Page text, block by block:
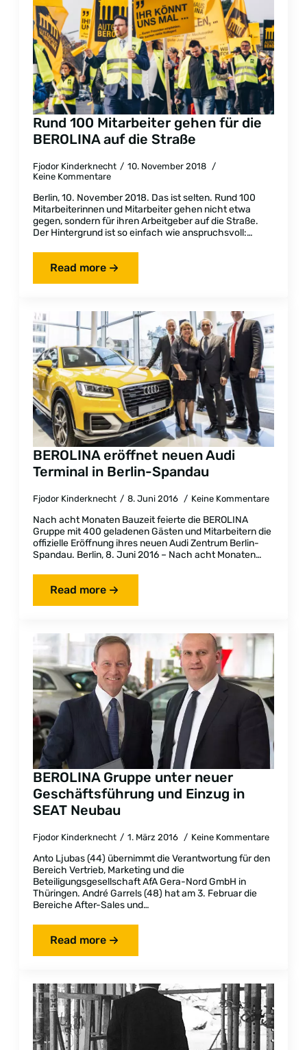
Rund 100 Mitarbeiter gehen für die
BEROLINA auf die Straße
Fjodor Kinderknecht
10. November 2018
Keine Kommentare
Berlin, 10. November 2018. Das ist selten. Rund 100
Mitarbeiterinnen und Mitarbeiter gehen nicht etwa
gegen, sondern für ihren Arbeitgeber auf die Straße.
Der Hintergrund ist so einfach wie anspruchsvoll:…
Read more
BEROLINA eröffnet neuen Audi
Terminal in Berlin-Spandau
Fjodor Kinderknecht 8. Juni 2016 Keine Kommentare
Nach acht Monaten Bauzeit feierte die BEROLINA
Gruppe mit 400 geladenen Gästen und Mitarbeitern die
offizielle Eröffnung ihres neuen Audi Zentrum Berlin-
Spandau. Berlin, 8. Juni 2016 – Nach acht Monaten…
Read more
BEROLINA Gruppe unter neuer
Geschäftsführung und Einzug in
SEAT Neubau
Fjodor Kinderknecht 1. März 2016 Keine Kommentare
Anto Ljubas (44) übernimmt die Verantwortung für den
Bereich Vertrieb, Marketing und die
Beteiligungsgesellschaft AfA Gera-Nord GmbH in
Thüringen. André Garrels (48) hat am 3. Februar die
Bereiche After-Sales und…
Read more